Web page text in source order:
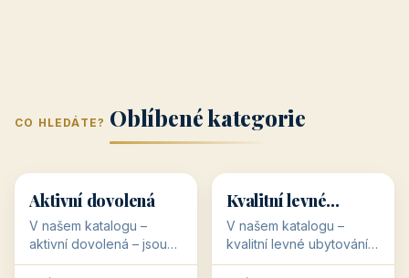
CO HLEDÁTE? Oblíbené kategorie
🥾 36 objektů
Aktivní dovolená
V našem katalogu –
aktivní dovolená – jsou
pro Vás připraveny
💰
💰
34 objektů
Kvalitní levné
ubytování
V našem katalogu –
kvalitní levné ubytování –
jsou pro Vás připraveny